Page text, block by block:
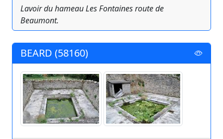
Lavoir du hameau Les Fontaines route de
Beaumont.
BEARD (58160)